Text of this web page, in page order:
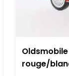
rouge/